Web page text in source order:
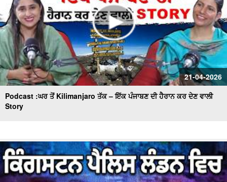
21-04-2026
Podcast :ਘਰ ਤੋਂ Kilimanjaro ਤੱਕ – ਇੱਕ ਪੰਜਾਬਣ ਦੀ ਹੈਰਾਨ ਕਰ ਦੇਣ ਵਾਲੀ
Story